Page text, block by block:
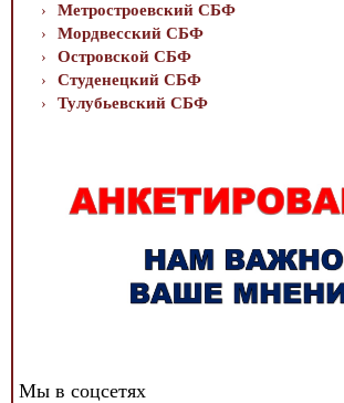
Метростроевский СБФ
Мордвесский СБФ
Островской СБФ
Студенецкий СБФ
Тулубьевский СБФ
Мы в соцсетях